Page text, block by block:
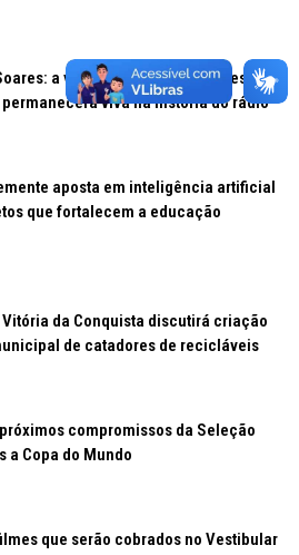
a voz que marcou gerações se
viva na história do rádio
aposta em inteligência artificial
que fortalecem a educação
da Conquista discutirá criação
de catadores de recicláveis
compromissos da Seleção
a Copa do Mundo
que serão cobrados no Vestibular